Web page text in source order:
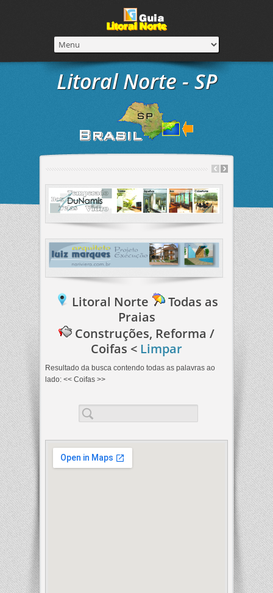
Litoral Norte - SP
Litoral Norte
Todas as
Praias
Construções, Reforma /
Coifas < Limpar
Resultado da busca contendo todas as palavras ao
lado: << Coifas >>